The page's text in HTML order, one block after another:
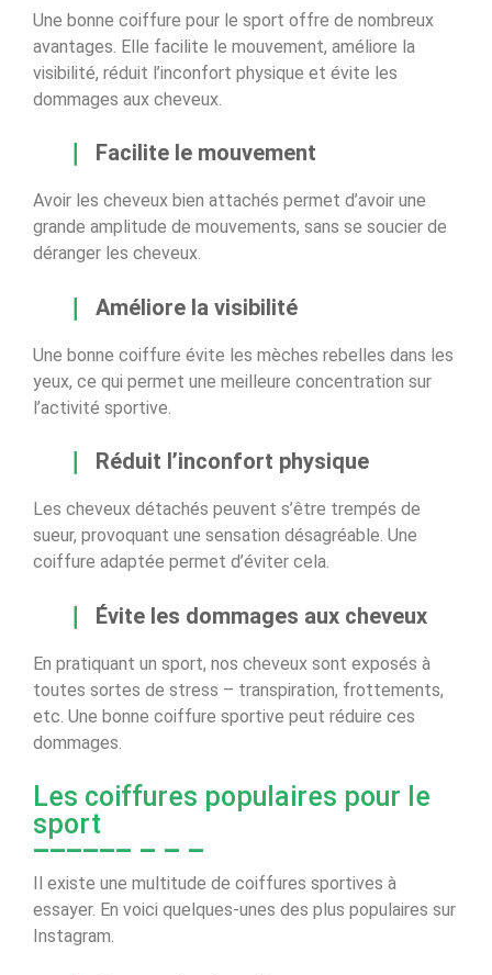
Une bonne coiffure pour le sport offre de nombreux
avantages. Elle facilite le mouvement, améliore la
visibilité, réduit l’inconfort physique et évite les
dommages aux cheveux.
Facilite le mouvement
Avoir les cheveux bien attachés permet d’avoir une
grande amplitude de mouvements, sans se soucier de
déranger les cheveux.
Améliore la visibilité
Une bonne coiffure évite les mèches rebelles dans les
yeux, ce qui permet une meilleure concentration sur
l’activité sportive.
Réduit l’inconfort physique
Les cheveux détachés peuvent s’être trempés de
sueur, provoquant une sensation désagréable. Une
coiffure adaptée permet d’éviter cela.
Évite les dommages aux cheveux
En pratiquant un sport, nos cheveux sont exposés à
toutes sortes de stress – transpiration, frottements,
etc. Une bonne coiffure sportive peut réduire ces
dommages.
Les coiffures populaires pour le
sport
Il existe une multitude de coiffures sportives à
essayer. En voici quelques-unes des plus populaires sur
Instagram.